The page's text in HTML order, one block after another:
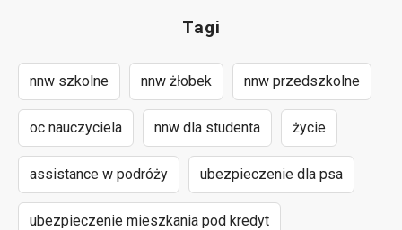
Tagi
nnw szkolne nnw żłobek nnw przedszkolne
oc nauczyciela nnw dla studenta życie
assistance w podróży ubezpieczenie dla psa
ubezpieczenie mieszkania pod kredyt